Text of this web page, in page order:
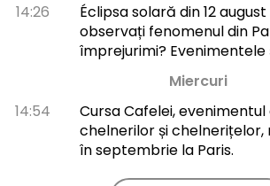
14:26
Éclipsa solară din 12
observați fenomenul din
împrejurimi?
Miercuri
14:54
Cursa Cafelei,
chelnerilor și chelnerițelor,
în septembrie la Paris.